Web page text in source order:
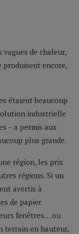
vagues de chaleur,
produisent encore,
étaient beaucoup
industrielle
– a permis aux
plus grande.
région, les prix
régions. Si un
avertis à
de papier
fenêtres… ou
terrain en hauteur,